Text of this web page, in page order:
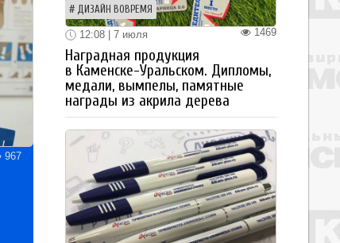
967
ДИЗАЙН ВОВРЕМЯ
1469
12:08 | 7 июля
Наградная продукция
в Каменске-Уральском. Дипломы,
медали, вымпелы, памятные
награды из акрила дерева